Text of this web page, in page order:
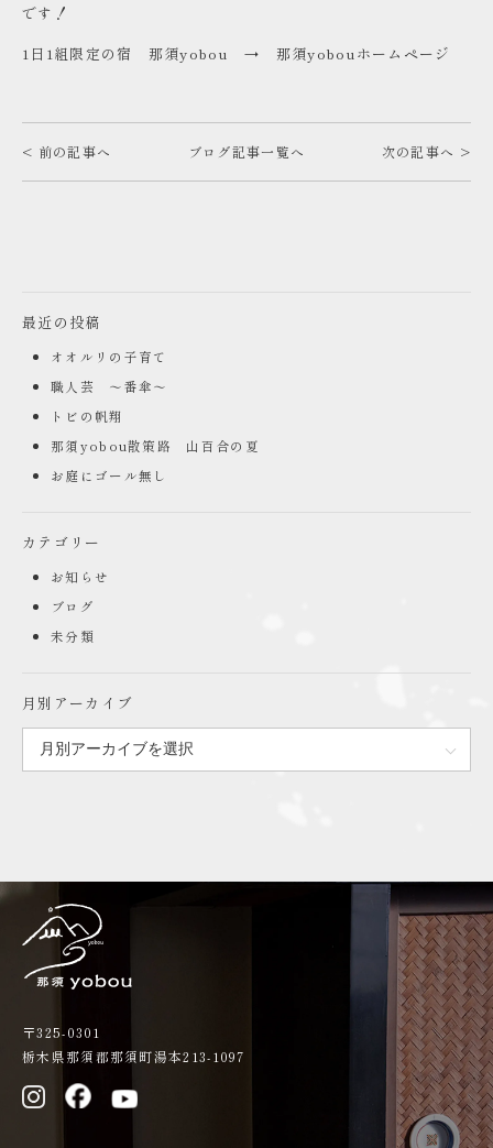
です！
1日1組限定の宿 那須yobou → 那須yobouホームページ
< 前の記事へ ブログ記事一覧へ 次の記事へ >
最近の投稿
オオルリの子育て
職人芸 ～番傘～
トビの帆翔
那須yobou散策路 山百合の夏
お庭にゴール無し
カテゴリー
お知らせ
ブログ
未分類
月別アーカイブ
〒325-0301
栃木県那須郡那須町湯本213-1097